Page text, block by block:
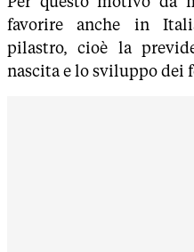
favorire anche in
pilastro, cioè la
nascita e lo sviluppo dei